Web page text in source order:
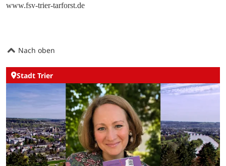
www.fsv-trier-tarforst.de
Nach oben
Stadt Trier